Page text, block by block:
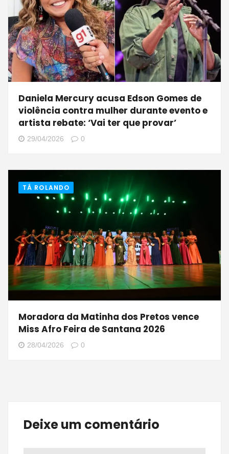
Daniela Mercury acusa Edson Gomes de
violência contra mulher durante evento e
artista rebate: ‘Vai ter que provar’
29/04/2026 0
TÁ ROLANDO
Moradora da Matinha dos Pretos vence
Miss Afro Feira de Santana 2026
28/04/2026 0
Deixe um comentário